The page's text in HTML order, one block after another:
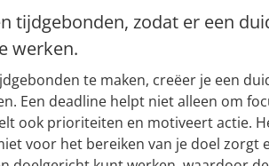
tijdgebonden, zodat er een
werken.
te maken, creëer je een
Een deadline helpt niet alleen om
ook prioriteiten en motiveert actie.
voor het bereiken van je doel zorgt